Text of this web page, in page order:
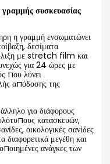
συσκευασίας
η γραμμή ενσωματώνει
δεσίματα
με stretch film και
για 24 ώρες με
που λύνει
απόδοσης της
για διάφορους
κατασκευών,
οικολογικές σανίδες
μεγέθη και
ανάγκες των